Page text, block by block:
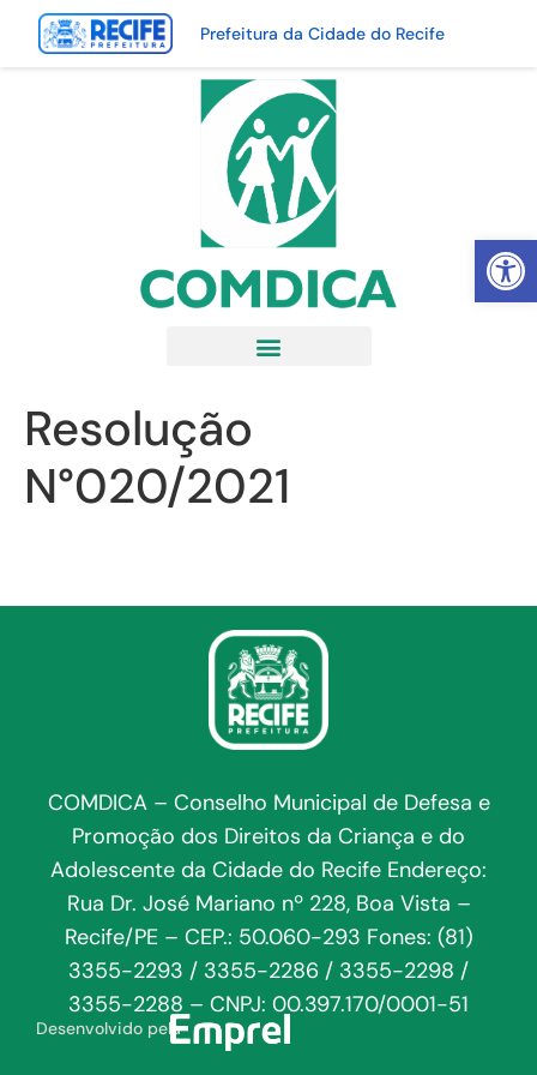
Abrir
Prefeitura da Cidade do Recife
Resolução
N°020/2021
COMDICA – Conselho Municipal de Defesa e
Promoção dos Direitos da Criança e do
Adolescente da Cidade do Recife Endereço:
Rua Dr. José Mariano nº 228, Boa Vista –
Recife/PE – CEP.: 50.060-293 Fones: (81)
3355-2293 / 3355-2286 / 3355-2298 /
3355-2288 – CNPJ: 00.397.170/0001-51
Desenvolvido pela